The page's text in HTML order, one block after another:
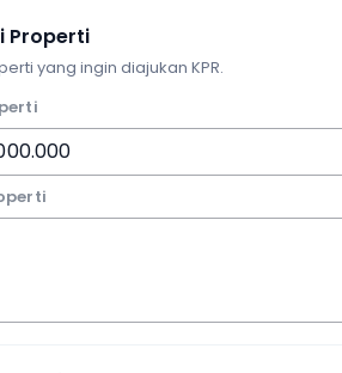
Properti
yang ingin diajukan KPR.